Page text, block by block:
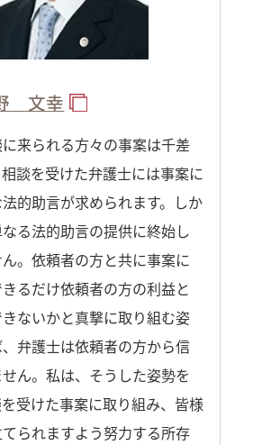
文幸
来られる方々の事案は千差
談を受けた弁護士には事案に
的助言が求められます。しか
る法的助言の提供に終始し
。依頼者の方と共に事案に
るだけ依頼者の方の利益と
ないかと真撃に取り組む姿
弁護士は依頼者の方から信
ん。私は、そうした姿勢を
受けた事案に取り組み、皆様
られますよう努力する所存